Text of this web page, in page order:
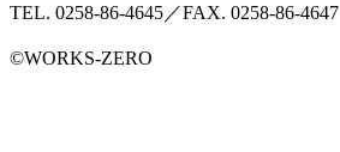
TEL. 0258-86-4645／FAX. 0258-86-4647
©WORKS-ZERO